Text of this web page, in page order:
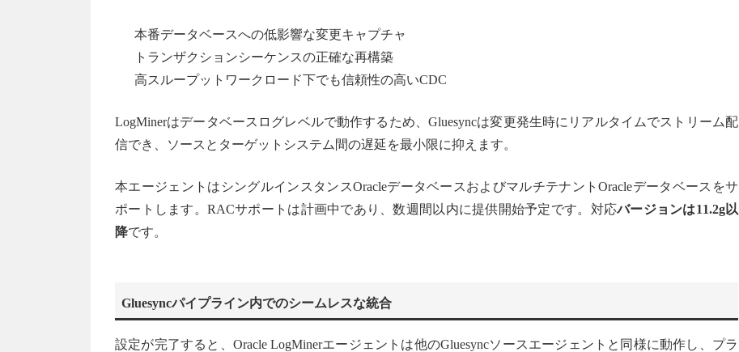
本番データベースへの低影響な変更キャプチャ
トランザクションシーケンスの正確な再構築
高スループットワークロード下でも信頼性の高いCDC
LogMinerはデータベースログレベルで動作するため、Gluesyncは変更発生時にリアルタイムでストリーム配
信でき、ソースとターゲットシステム間の遅延を最小限に抑えます。
本エージェントはシングルインスタンスOracleデータベースおよびマルチテナントOracleデータベースをサ
ポートします。RACサポートは計画中であり、数週間以内に提供開始予定です。対応バージョンは11.2g以
降です。
Gluesyncパイプライン内でのシームレスな統合
設定が完了すると、Oracle LogMinerエージェントは他のGluesyncソースエージェントと同様に動作し、プラ